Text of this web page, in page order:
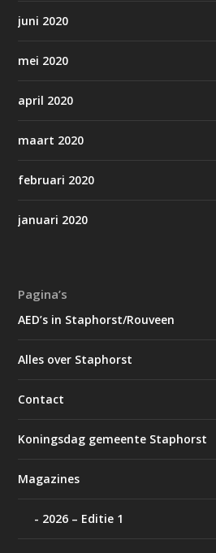
juni 2020
mei 2020
april 2020
maart 2020
februari 2020
januari 2020
Pagina’s
AED’s in Staphorst/Rouveen
Alles over Staphorst
Contact
Koningsdag gemeente Staphorst
Magazines
2026 – Editie 1